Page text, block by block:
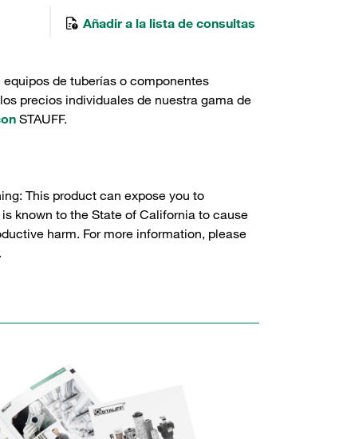
Añadir a la lista de consultas
de tuberías o componentes
precios individuales de nuestra gama de
STAUFF.
This product can expose you to
known to the State of California to cause
harm. For more information, please
.